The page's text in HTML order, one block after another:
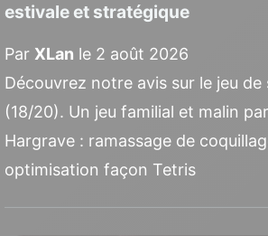
estivale et stratégique
Par XLan le 2 août 2026
Découvrez notre avis sur le jeu de
(18/20). Un jeu familial et malin
Hargrave : ramassage de
optimisation façon Tetris